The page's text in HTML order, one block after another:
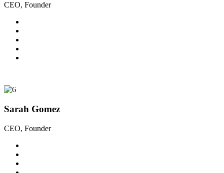
CEO, Founder
Sarah Gomez
CEO, Founder